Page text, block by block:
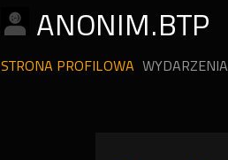
ANONIM.BTP
STRONA PROFILOWA WYDARZENIA